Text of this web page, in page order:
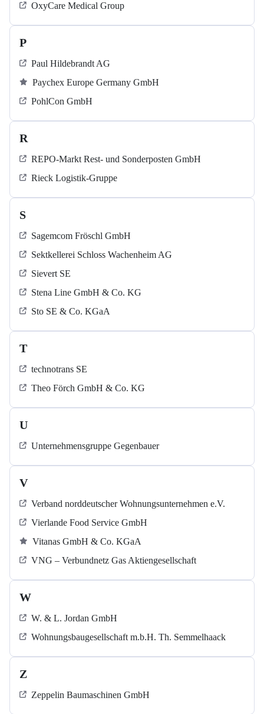
OxyCare Medical Group
P
Paul Hildebrandt AG
Paychex Europe Germany GmbH
PohlCon GmbH
R
REPO-Markt Rest- und Sonderposten GmbH
Rieck Logistik-Gruppe
S
Sagemcom Fröschl GmbH
Sektkellerei Schloss Wachenheim AG
Sievert SE
Stena Line GmbH & Co. KG
Sto SE & Co. KGaA
T
technotrans SE
Theo Förch GmbH & Co. KG
U
Unternehmensgruppe Gegenbauer
V
Verband norddeutscher Wohnungsunternehmen e.V.
Vierlande Food Service GmbH
Vitanas GmbH & Co. KGaA
VNG – Verbundnetz Gas Aktiengesellschaft
W
W. & L. Jordan GmbH
Wohnungsbaugesellschaft m.b.H. Th. Semmelhaack
Z
Zeppelin Baumaschinen GmbH